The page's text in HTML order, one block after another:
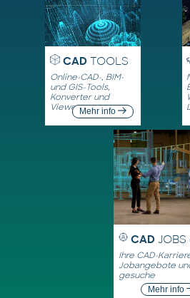
CADTOOLS
Online-CAD-, BIM-
und GIS-Tools,
Konverter und
ViewerMehr info
CAD
Ihre CAD-
Jobangebote
gesuche
Mehr info